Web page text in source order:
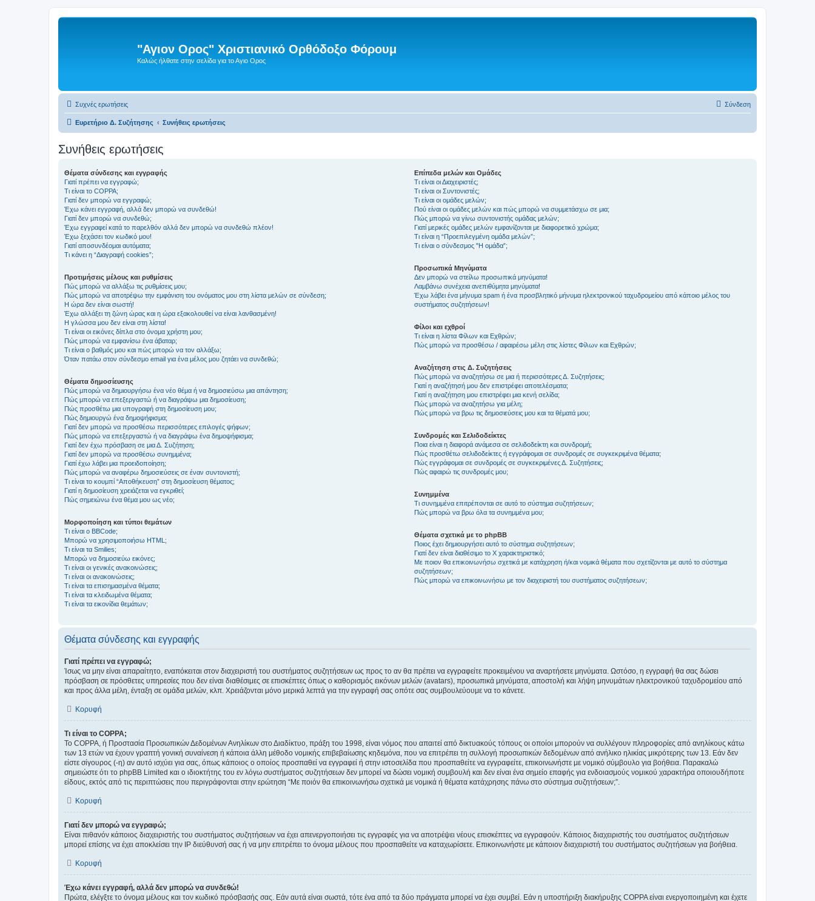
"Αγιον Ορος" Χριστιανικό Ορθόδοξο Φόρουμ
Καλώς ήλθατε στην σελίδα για το Αγιο Ορος
Συχνές ερωτήσεις Σύνδεση
Ευρετήριο Δ. Συζήτησης Συνήθεις ερωτήσεις
Συνήθεις ερωτήσεις
Θέματα σύνδεσης και εγγραφής
Γιατί πρέπει να εγγραφώ;
Τι είναι το COPPA;
Γιατί δεν μπορώ να εγγραφώ;
Έχω κάνει εγγραφή, αλλά δεν μπορώ να συνδεθώ!
Γιατί δεν μπορώ να συνδεθώ;
Έχω εγγραφεί κατά το παρελθόν αλλά δεν μπορώ να συνδεθώ πλέον!
Έχω ξεχάσει τον κωδικό μου!
Γιατί αποσυνδέομαι αυτόματα;
Τι κάνει η “Διαγραφή cookies”;
Προτιμήσεις μέλους και ρυθμίσεις
Πώς μπορώ να αλλάξω τις ρυθμίσεις μου;
Πώς μπορώ να αποτρέψω την εμφάνιση του ονόματος μου στη λίστα μελών σε σύνδεση;
Η ώρα δεν είναι σωστή!
Έχω αλλάξει τη ζώνη ώρας και η ώρα εξακολουθεί να είναι λανθασμένη!
Η γλώσσα μου δεν είναι στη λίστα!
Τι είναι οι εικόνες δίπλα στο όνομα χρήστη μου;
Πώς μπορώ να εμφανίσω ένα άβαταρ;
Τι είναι ο βαθμός μου και πώς μπορώ να τον αλλάξω;
Όταν πατάω στον σύνδεσμο email για ένα μέλος μου ζητάει να συνδεθώ;
Θέματα δημοσίευσης
Πώς μπορώ να δημιουργήσω ένα νέο θέμα ή να δημοσιεύσω μια απάντηση;
Πώς μπορώ να επεξεργαστώ ή να διαγράψω μια δημοσίευση;
Πώς προσθέτω μια υπογραφή στη δημοσίευση μου;
Πώς δημιουργώ ένα δημοψήφισμα;
Γιατί δεν μπορώ να προσθέσω περισσότερες επιλογές ψήφων;
Πώς μπορώ να επεξεργαστώ ή να διαγράψω ένα δημοψήφισμα;
Γιατί δεν έχω πρόσβαση σε μια Δ. Συζήτηση;
Γιατί δεν μπορώ να προσθέσω συνημμένα;
Γιατί έχω λάβει μια προειδοποίηση;
Πώς μπορώ να αναφέρω δημοσιεύσεις σε έναν συντονιστή;
Τι είναι το κουμπί “Αποθήκευση” στη δημοσίευση θέματος;
Γιατί η δημοσίευση χρειάζεται να εγκριθεί;
Πώς σημειώνω ένα θέμα μου ως νέο;
Μορφοποίηση και τύποι θεμάτων
Τι είναι ο BBCode;
Μπορώ να χρησιμοποιήσω HTML;
Τι είναι τα Smilies;
Μπορώ να δημοσιεύω εικόνες;
Τι είναι οι γενικές ανακοινώσεις;
Τι είναι οι ανακοινώσεις;
Τι είναι τα επισημασμένα θέματα;
Τι είναι τα κλειδωμένα θέματα;
Τι είναι τα εικονίδια θεμάτων;
Επίπεδα μελών και Ομάδες
Τι είναι οι Διαχειριστές;
Τι είναι οι Συντονιστές;
Τι είναι οι ομάδες μελών;
Πού είναι οι ομάδες μελών και πώς μπορώ να συμμετάσχω σε μια;
Πώς μπορώ να γίνω συντονιστής ομάδας μελών;
Γιατί μερικές ομάδες μελών εμφανίζονται με διαφορετικό χρώμα;
Τι είναι η “Προεπιλεγμένη ομάδα μελών”;
Τι είναι ο σύνδεσμος "Η ομάδα”;
Προσωπικά Μηνύματα
Δεν μπορώ να στείλω προσωπικά μηνύματα!
Λαμβάνω συνέχεια ανεπιθύμητα μηνύματα!
Έχω λάβει ένα μήνυμα spam ή ένα προσβλητικό μήνυμα ηλεκτρονικού ταχυδρομείου από κάποιο μέλος του
συστήματος συζητήσεων!
Φίλοι και εχθροί
Τι είναι η λίστα Φίλων και Εχθρών;
Πώς μπορώ να προσθέσω / αφαιρέσω μέλη στις λίστες Φίλων και Εχθρών;
Αναζήτηση στις Δ. Συζητήσεις
Πώς μπορώ να αναζητήσω σε μια ή περισσότερες Δ. Συζητήσεις;
Γιατί η αναζήτησή μου δεν επιστρέφει αποτελέσματα;
Γιατί η αναζήτηση μου επιστρέφει μια κενή σελίδα;
Πώς μπορώ να αναζητήσω για μέλη;
Πώς μπορώ να βρω τις δημοσιεύσεις μου και τα θέματά μου;
Συνδρομές και Σελιδοδείκτες
Ποια είναι η διαφορά ανάμεσα σε σελιδοδείκτη και συνδρομή;
Πώς προσθέτω σελιδοδείκτες ή εγγράφομαι σε συνδρομές σε συγκεκριμένα θέματα;
Πώς εγγράφομαι σε συνδρομές σε συγκεκριμένες Δ. Συζητήσεις;
Πώς αφαιρώ τις συνδρομές μου;
Συνημμένα
Τι συνημμένα επιτρέπονται σε αυτό το σύστημα συζητήσεων;
Πώς μπορώ να βρω όλα τα συνημμένα μου;
Θέματα σχετικά με το phpBB
Ποιος έχει δημιουργήσει αυτό το σύστημα συζητήσεων;
Γιατί δεν είναι διαθέσιμο το Χ χαρακτηριστικό;
Με ποιον θα επικοινωνήσω σχετικά με κατάχρηση ή/και νομικά θέματα που σχετίζονται με αυτό το σύστημα
συζητήσεων;
Πώς μπορώ να επικοινωνήσω με τον διαχειριστή του συστήματος συζητήσεων;
Θέματα σύνδεσης και εγγραφής
Γιατί πρέπει να εγγραφώ;
Ίσως να μην είναι απαραίτητο, εναπόκειται στον διαχειριστή του συστήματος συζητήσεων ως προς το αν θα πρέπει να εγγραφείτε προκειμένου να αναρτήσετε μηνύματα. Ωστόσο, η εγγραφή θα σας δώσει
πρόσβαση σε πρόσθετες υπηρεσίες που δεν είναι διαθέσιμες σε επισκέπτες όπως ο καθορισμός εικόνων μελών (avatars), προσωπικά μηνύματα, αποστολή και λήψη μηνυμάτων ηλεκτρονικού ταχυδρομείου από
και προς άλλα μέλη, ένταξη σε ομάδα μελών, κλπ. Χρειάζονται μόνο μερικά λεπτά για την εγγραφή σας οπότε σας συμβουλεύουμε να το κάνετε.
Κορυφή
Τι είναι το COPPA;
Το COPPA, ή Προστασία Προσωπικών Δεδομένων Ανηλίκων στο Διαδίκτυο, πράξη του 1998, είναι νόμος που απαιτεί από δικτυακούς τόπους οι οποίοι μπορούν να συλλέγουν πληροφορίες από ανηλίκους κάτω
των 13 ετών να έχουν γραπτή γονική συναίνεση ή κάποια άλλη μέθοδο νομικής επιβεβαίωσης κηδεμόνα, που να επιτρέπει τη συλλογή προσωπικών δεδομένων από ανήλικο ηλικίας μικρότερης των 13. Εάν δεν
είστε σίγουρος (-η) αν αυτό ισχύει για σας, όπως κάποιος ο οποίος προσπαθεί να εγγραφεί ή στην ιστοσελίδα που προσπαθείτε να εγγραφείτε, επικοινωνήστε με νομικό σύμβουλο για βοήθεια. Παρακαλώ
σημειώστε ότι το phpBB Limited και ο ιδιοκτήτης του εν λόγω συστήματος συζητήσεων δεν μπορεί να δώσει νομική συμβουλή και δεν είναι ένα σημείο επαφής για ενδοιασμούς νομικού χαρακτήρα οποιουδήποτε
είδους, εκτός από τις περιπτώσεις που περιγράφονται στην ερώτηση “Με ποιόν θα επικοινωνήσω σχετικά με νομικά ή θέματα κατάχρησης πάνω στο σύστημα συζητήσεων;”.
Κορυφή
Γιατί δεν μπορώ να εγγραφώ;
Είναι πιθανόν κάποιος διαχειριστής του συστήματος συζητήσεων να έχει απενεργοποιήσει τις εγγραφές για να αποτρέψει νέους επισκέπτες να εγγραφούν. Κάποιος διαχειριστής του συστήματος συζητήσεων
μπορεί επίσης να έχει αποκλείσει την IP διεύθυνσή σας ή να μην επιτρέπει το όνομα μέλους που προσπαθείτε να καταχωρίσετε. Επικοινωνήστε με κάποιον διαχειριστή του συστήματος συζητήσεων για βοήθεια.
Κορυφή
Έχω κάνει εγγραφή, αλλά δεν μπορώ να συνδεθώ!
Πρώτα, ελέγξτε το όνομα μέλους και τον κωδικό πρόσβασής σας. Εάν αυτά είναι σωστά, τότε ένα από τα δύο πράγματα μπορεί να έχει συμβεί. Εάν η υποστήριξη διακήρυξης COPPA είναι ενεργοποιημένη και έχετε